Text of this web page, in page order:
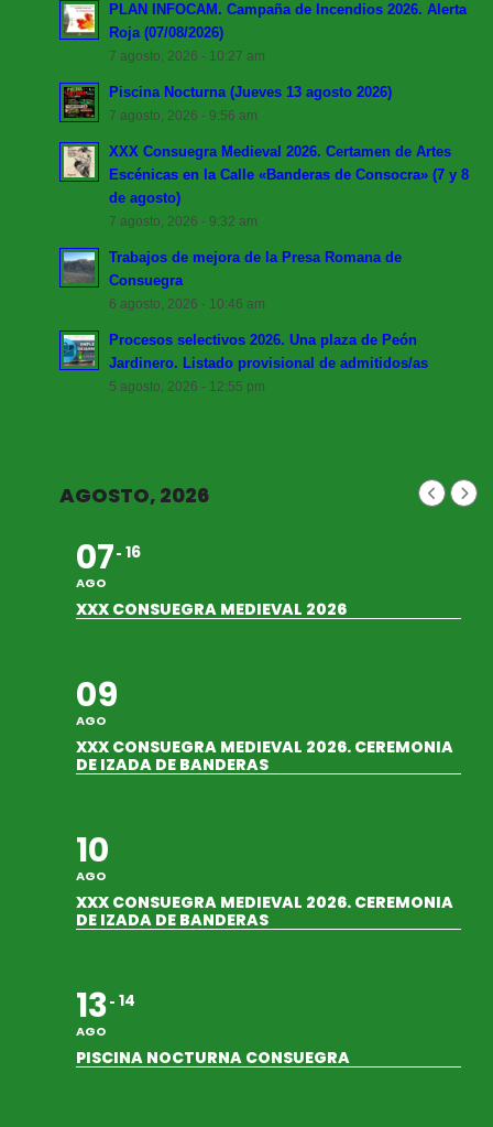
PLAN INFOCAM. Campaña de Incendios 2026. Alerta
Roja (07/08/2026)
7 agosto, 2026 - 10:27 am
Piscina Nocturna (Jueves 13 agosto 2026)
7 agosto, 2026 - 9:56 am
XXX Consuegra Medieval 2026. Certamen de Artes
Escénicas en la Calle «Banderas de Consocra» (7 y 8
de agosto)
7 agosto, 2026 - 9:32 am
Trabajos de mejora de la Presa Romana de
Consuegra
6 agosto, 2026 - 10:46 am
Procesos selectivos 2026. Una plaza de Peón
Jardinero. Listado provisional de admitidos/as
5 agosto, 2026 - 12:55 pm
AGOSTO, 2026
07
AGO
16
XXX CONSUEGRA MEDIEVAL 2026
09
AGO
XXX CONSUEGRA MEDIEVAL 2026. CEREMONIA
DE IZADA DE BANDERAS
10
AGO
XXX CONSUEGRA MEDIEVAL 2026. CEREMONIA
DE IZADA DE BANDERAS
13
AGO
14
PISCINA NOCTURNA CONSUEGRA